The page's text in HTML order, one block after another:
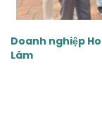
Doanh nghiệp
Lâm